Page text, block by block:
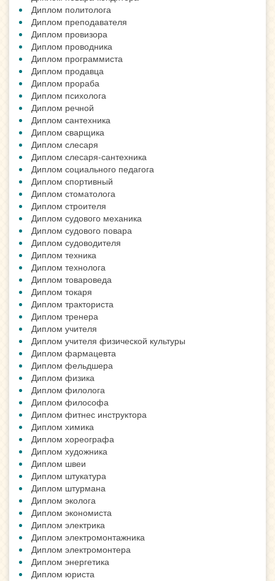
Диплом политолога
Диплом преподавателя
Диплом провизора
Диплом проводника
Диплом программиста
Диплом продавца
Диплом прораба
Диплом психолога
Диплом речной
Диплом сантехника
Диплом сварщика
Диплом слесаря
Диплом слесаря-сантехника
Диплом социального педагога
Диплом спортивный
Диплом стоматолога
Диплом строителя
Диплом судового механика
Диплом судового повара
Диплом судоводителя
Диплом техника
Диплом технолога
Диплом товароведа
Диплом токаря
Диплом тракториста
Диплом тренера
Диплом учителя
Диплом учителя физической культуры
Диплом фармацевта
Диплом фельдшера
Диплом физика
Диплом филолога
Диплом философа
Диплом фитнес инструктора
Диплом химика
Диплом хореографа
Диплом художника
Диплом швеи
Диплом штукатура
Диплом штурмана
Диплом эколога
Диплом экономиста
Диплом электрика
Диплом электромонтажника
Диплом электромонтера
Диплом энергетика
Диплом юриста